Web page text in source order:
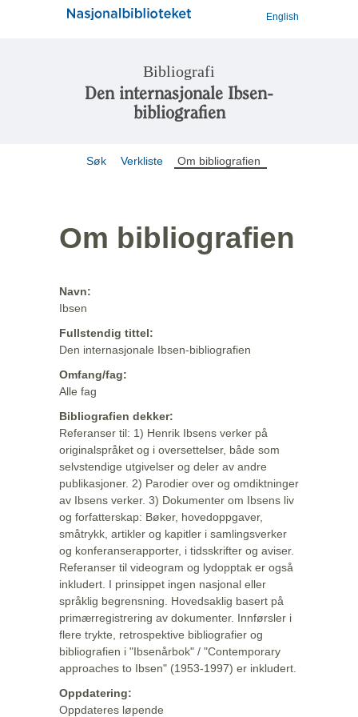
English
Bibliografi
Den internasjonale Ibsen-
bibliografien
Søk Verkliste Om bibliografien
Om bibliografien
Navn:
Ibsen
Fullstendig tittel:
Den internasjonale Ibsen-bibliografien
Omfang/fag:
Alle fag
Bibliografien dekker:
Referanser til: 1) Henrik Ibsens verker på
originalspråket og i oversettelser, både som
selvstendige utgivelser og deler av andre
publikasjoner. 2) Parodier over og omdiktninger
av Ibsens verker. 3) Dokumenter om Ibsens liv
og forfatterskap: Bøker, hovedoppgaver,
småtrykk, artikler og kapitler i samlingsverker
og konferanserapporter, i tidsskrifter og aviser.
Referanser til videogram og lydopptak er også
inkludert. I prinsippet ingen nasjonal eller
språklig begrensning. Hovedsaklig basert på
primærregistrering av dokumenter. Innførsler i
flere trykte, retrospektive bibliografier og
bibliografien i "Ibsenårbok" / "Contemporary
approaches to Ibsen" (1953-1997) er inkludert.
Oppdatering:
Oppdateres løpende